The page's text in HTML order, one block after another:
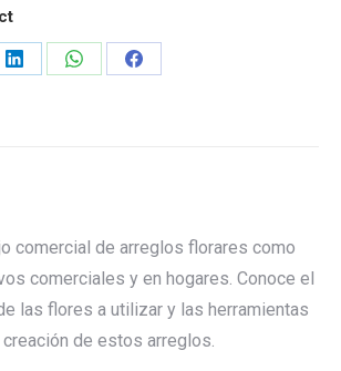
Share
Share
Share
comercial de arreglos florares como
comerciales y en hogares. Conoce el
las flores a utilizar y las herramientas
de estos arreglos.